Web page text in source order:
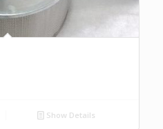
Show Details